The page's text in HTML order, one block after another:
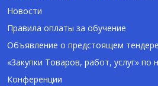
Новости
Правила оплаты за обучение
Объявление о предстоящем тендере
«Закупки Товаров, работ, услуг» по
Конференции
Здравствуйте! Я AI-Talapker —
ВКУ им. Сарсена Аманжолова
на вопросы о поступлении в